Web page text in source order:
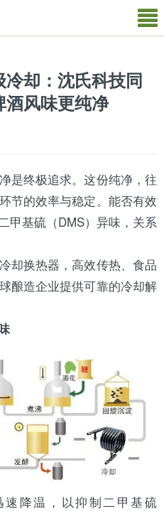
却：沈氏科技同
风味更纯净
终极追求。这份纯净，往
节的效率与稳定。能否有效
甲基硫（DMS）异味，关系
却换热器 ，高效传热、食品
酿造企业提供可靠的冷却解
降温，以抑制二甲基硫